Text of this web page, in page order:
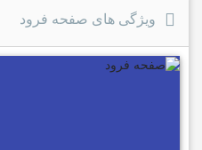
ویژگی های صفحه فرود